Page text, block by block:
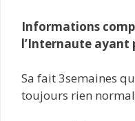
Informations
l’Internaute ayant
Sa fait 3semaines
toujours rien